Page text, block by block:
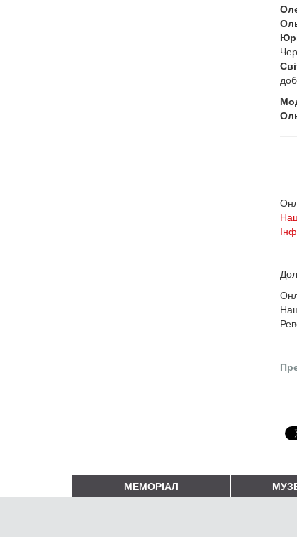
МЕМОРІАЛ